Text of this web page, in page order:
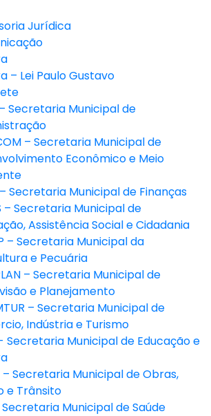
Jurídica
– Lei Paulo Gustavo
Secretaria Municipal de
– Secretaria Municipal de
Econômico e Meio
– Secretaria Municipal de Finanças
– Secretaria Municipal de
Assistência Social e Cidadania
– Secretaria Municipal da
e Pecuária
– Secretaria Municipal de
e Planejamento
– Secretaria Municipal de
Indústria e Turismo
Secretaria Municipal de Educação e
– Secretaria Municipal de Obras,
e Trânsito
Secretaria Municipal de Saúde